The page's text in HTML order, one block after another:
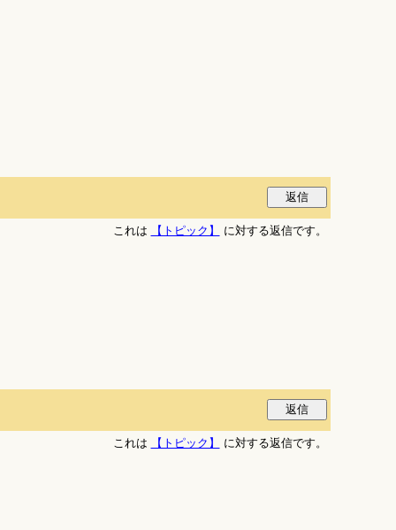
これは 【トピック】 に対する返信です。
これは 【トピック】 に対する返信です。